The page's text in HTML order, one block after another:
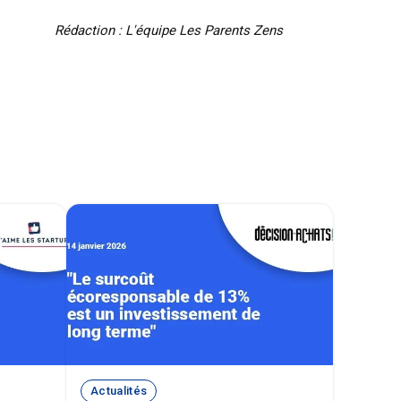
Rédaction : L'équipe Les Parents Zens
Actualités